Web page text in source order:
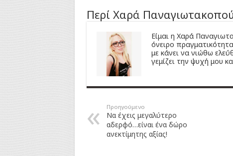
Περί Χαρά
Είμαι η Χαρά
όνειρο
με κάνει να νιώθω
γεμίζει την ψυχή μου
Προηγούμενο
Να έχεις μεγαλύτερο
αδερφό…είναι ένα δώρο
ανεκτίμητης αξίας!